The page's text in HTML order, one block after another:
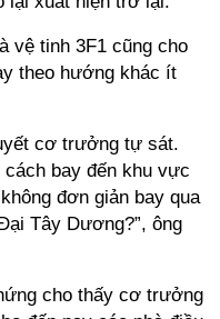
vệ tinh 3F1 cũng cho
theo hướng khác ít
cơ trưởng tự sát.
cách bay đến khu vực
đơn giản bay qua
Tây Dương?”, ông
cho thấy cơ trưởng